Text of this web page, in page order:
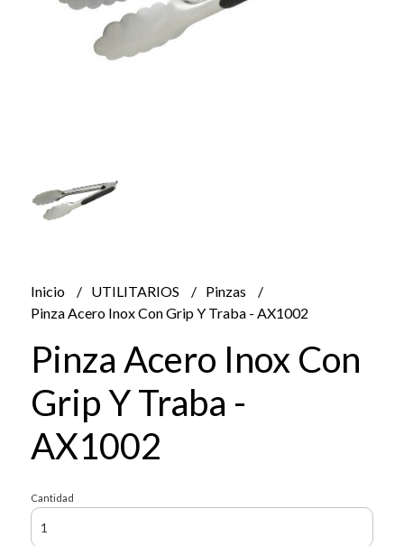
Inicio UTILITARIOS
Pinzas
Pinza Acero Inox Con Grip Y Traba - AX1002
Pinza Acero Inox Con
Grip Y Traba -
AX1002
Cantidad